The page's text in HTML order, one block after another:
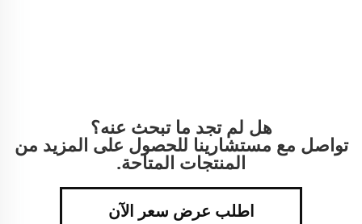
هل لم تجد ما تبحث عنه؟
تواصل مع مستشارينا للحصول على المزيد من
المنتجات المتاحة.
اطلب عرض سعر الآن